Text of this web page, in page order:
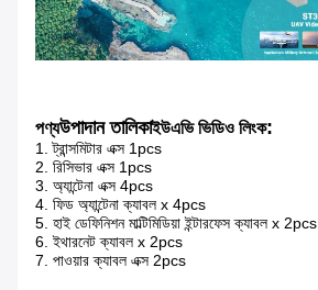
পণ্যউপাদান তালিকাইউএভি ভিডিও লিংক:
1. ট্রান্সমিটার এক্স 1pcs
2. রিসিভার এক্স 1pcs
3. অ্যান্টেনা এক্স 4pcs
4. ফিড অ্যান্টেনা ক্যাবল x 4pcs
5. হাই ডেফিনিশন মাল্টিমিডিয়া ইন্টারফেস ক্যাবল x 2pcs
6. ইথারনেট ক্যাবল x 2pcs
7. পাওয়ার ক্যাবল এক্স 2pcs